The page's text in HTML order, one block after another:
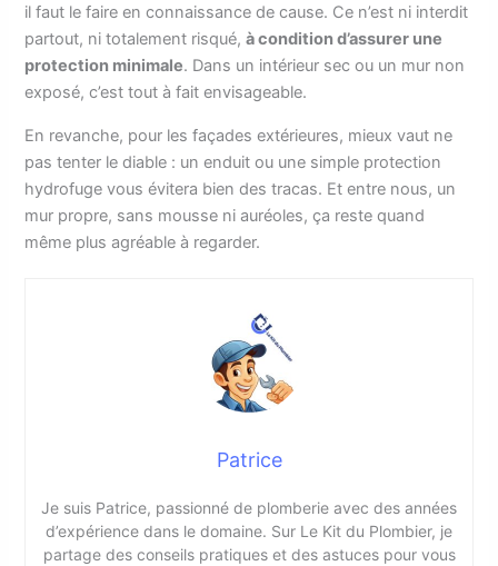
il faut le faire en connaissance de cause. Ce n’est ni interdit
partout, ni totalement risqué,à condition d’assurer une
protection minimale. Dans un intérieur sec ou un mur non
exposé, c’est tout à fait envisageable.
En revanche, pour les façades extérieures, mieux vaut ne
pas tenter le diable : un enduit ou une simple protection
hydrofuge vous évitera bien des tracas. Et entre nous, un
mur propre, sans mousse ni auréoles, ça reste quand
même plus agréable à regarder.
Patrice
Je suis Patrice, passionné de plomberie avec des années
d’expérience dans le domaine. Sur Le Kit du Plombier, je
partage des conseils pratiques et des astuces pour vous